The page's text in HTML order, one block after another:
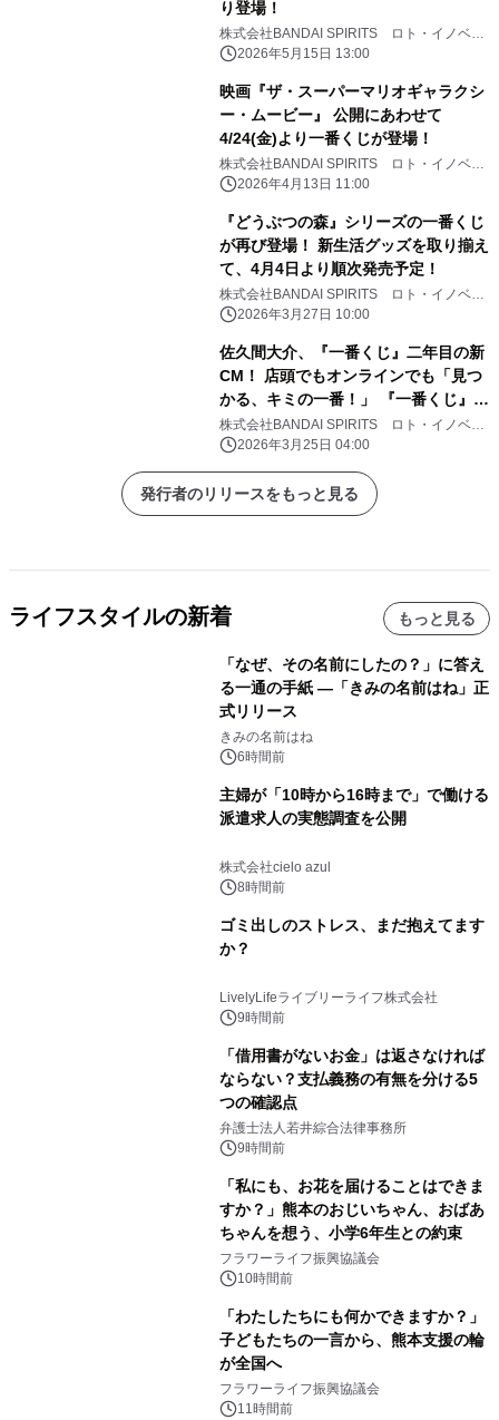
り登場！
株式会社BANDAI SPIRITS ロト・イノベー
ション事業部
2026年5月15日 13:00
映画『ザ・スーパーマリオギャラクシ
ー・ムービー』 公開にあわせて
4/24(金)より一番くじが登場！
株式会社BANDAI SPIRITS ロト・イノベー
ション事業部
2026年4月13日 11:00
『どうぶつの森』シリーズの一番くじ
が再び登場！ 新生活グッズを取り揃え
て、4月4日より順次発売予定！
株式会社BANDAI SPIRITS ロト・イノベー
ション事業部
2026年3月27日 10:00
佐久間大介、『一番くじ』二年目の新
CM！ 店頭でもオンラインでも「見つ
かる、キミの一番！」 『一番くじ』新
CM「プレイリスト」篇 3月25日
（水）より公開 TVCMも3月25日
（水）から放映開始
株式会社BANDAI SPIRITS ロト・イノベー
ション事業部
2026年3月25日 04:00
発行者のリリースをもっと見る
ライフスタイルの新着 もっと見る
「なぜ、その名前にしたの？」に答え
る一通の手紙 ―「きみの名前はね」正
式リリース
きみの名前はね
6時間前
主婦が「10時から16時まで」で働ける
派遣求人の実態調査を公開
株式会社cielo azul
8時間前
ゴミ出しのストレス、まだ抱えてます
か？
LivelyLifeライブリーライフ株式会社
9時間前
「借用書がないお金」は返さなければ
ならない？支払義務の有無を分ける5
つの確認点
弁護士法人若井綜合法律事務所
9時間前
「私にも、お花を届けることはできま
すか？」熊本のおじいちゃん、おばあ
ちゃんを想う、小学6年生との約束
フラワーライフ振興協議会
10時間前
「わたしたちにも何かできますか？」
子どもたちの一言から、熊本支援の輪
が全国へ
フラワーライフ振興協議会
11時間前